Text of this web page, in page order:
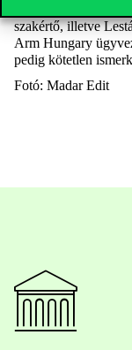
szakértő, illetve
Arm Hungary
pedig kötetlen
Fotó: Madar Edit